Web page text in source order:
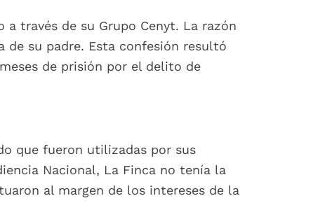
a través de su Grupo Cenyt. La razón
su padre. Esta confesión resultó
de prisión por el delito de
que fueron utilizadas por sus
Nacional, La Finca no tenía la
al margen de los intereses de la